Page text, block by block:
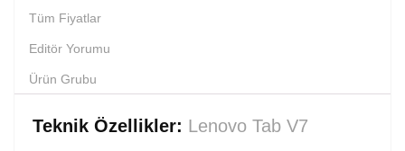
Tüm Fiyatlar
Editör Yorumu
Ürün Grubu
Teknik Özellikler: Lenovo Tab V7